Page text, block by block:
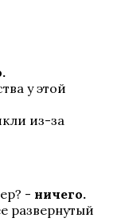
у этой
из-за
- ничего.
развернутый